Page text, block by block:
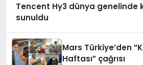
Tencent Hy3 dünya genelinde
sunuldu
Mars Türkiye’den
Haftası” çağrısı